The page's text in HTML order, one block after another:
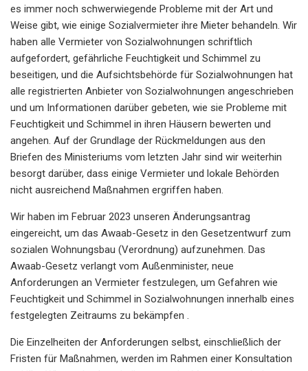
es immer noch schwerwiegende Probleme mit der Art und
Weise gibt, wie einige Sozialvermieter ihre Mieter behandeln. Wir
haben alle Vermieter von Sozialwohnungen schriftlich
aufgefordert, gefährliche Feuchtigkeit und Schimmel zu
beseitigen, und die Aufsichtsbehörde für Sozialwohnungen hat
alle registrierten Anbieter von Sozialwohnungen angeschrieben
und um Informationen darüber gebeten, wie sie Probleme mit
Feuchtigkeit und Schimmel in ihren Häusern bewerten und
angehen. Auf der Grundlage der Rückmeldungen aus den
Briefen des Ministeriums vom letzten Jahr sind wir weiterhin
besorgt darüber, dass einige Vermieter und lokale Behörden
nicht ausreichend Maßnahmen ergriffen haben.
Wir haben im Februar 2023 unseren Änderungsantrag
eingereicht, um das Awaab-Gesetz in den Gesetzentwurf zum
sozialen Wohnungsbau (Verordnung) aufzunehmen. Das
Awaab-Gesetz verlangt vom Außenminister, neue
Anforderungen an Vermieter festzulegen, um Gefahren wie
Feuchtigkeit und Schimmel in Sozialwohnungen innerhalb eines
festgelegten Zeitraums zu bekämpfen .
Die Einzelheiten der Anforderungen selbst, einschließlich der
Fristen für Maßnahmen, werden im Rahmen einer Konsultation